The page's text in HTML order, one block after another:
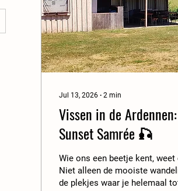
Jul 13, 2026 ∙ 2 min
Vissen in de
Sunset Samrée 🎣
Wie ons een beetje kent,
Niet alleen de mooiste
de plekjes waar je helemaal